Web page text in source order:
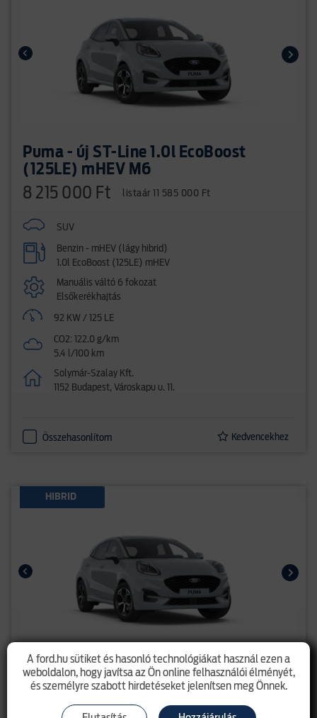
Puma - új ST-Line 1.0l EcoBoost
(125LE) mHEV M6
8 215 000 Ft listaár 11 585 000 Ft
SUV
Benzin - mHEV (lágy hibrid)
1.0l EcoBoost (125LE) mHEV
Manuális váltó 6 fokozat
Elsőkerékhajtás
92 KW / 125 LE
CO2: 122.0 g/km
5.4 l/100 km
Solymár-Szalay Kft.
1152 Budapest, Városkapu u. 11.
Összehasonlítom Kedvencekhez
HIBRID
Puma - új ST-Line 1.0l EcoBoost
(125LE) mHEV M6
8 215 000 Ft listaár 11 585 000 Ft
A ford.hu sütiket és hasonló technológiákat használ ezen a
weboldalon, hogy javítsa az Ön online felhasználói élményét,
és személyre szabott hirdetéseket jelenítsen meg Önnek.